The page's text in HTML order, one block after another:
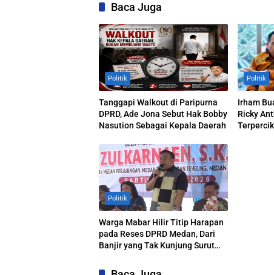
Baca Juga
Politik
Tanggapi Walkout di Paripurna
DPRD, Ade Jona Sebut Hak Bobby
Nasution Sebagai Kepala Daerah
Politik
Irham
Ricky
Terpercik
Politik
Warga Mabar Hilir Titip Harapan
pada Reses DPRD Medan, Dari
Banjir yang Tak Kunjung Surut